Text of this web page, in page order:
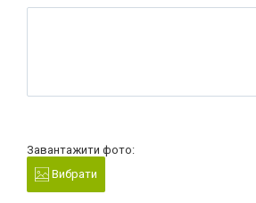
Завантажити фото:
Вибрати